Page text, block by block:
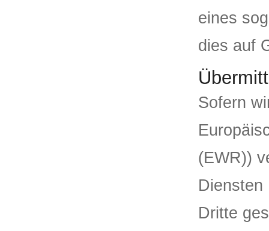
eines
dies auf
Sofern
(EWR))
Diensten
Dritte